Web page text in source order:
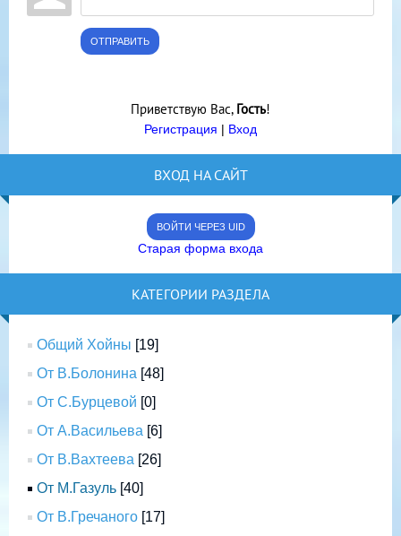
ОТПРАВИТЬ
Приветствую Вас, Гость!
Регистрация | Вход
ВХОД НА САЙТ
ВОЙТИ ЧЕРЕЗ UID
Старая форма входа
КАТЕГОРИИ РАЗДЕЛА
Общий Хойны [19]
От В.Болонина [48]
От С.Бурцевой [0]
От А.Васильева [6]
От В.Вахтеева [26]
От М.Газуль [40]
От В.Гречаного [17]